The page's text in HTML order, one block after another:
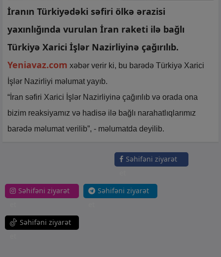
İranın Türkiyədəki səfiri ölkə ərazisi
yaxınlığında vurulan İran raketi ilə bağlı
Türkiyə Xarici İşlər Nazirliyinə çağırılıb.
Yeniavaz.com xəbər verir ki, bu barədə Türkiyə Xarici
İşlər Nazirliyi məlumat yayıb.
“İran səfiri Xarici İşlər Nazirliyinə çağırılıb və orada ona
bizim reaksiyamız və hadisə ilə bağlı narahatlıqlarımız
barədə məlumat verilib”, - məlumatda deyilib.
Səhifəni ziyarət
Səhifəni ziyarət
Səhifəni ziyarət
Səhifəni ziyarət